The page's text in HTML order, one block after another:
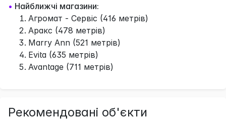
• Найближчі магазини:
Агромат - Сервіс (416 метрів)
Аракс (478 метрів)
Marry Ann (521 метрів)
Evita (635 метрів)
Avantage (711 метрів)
Рекомендовані об'єкти